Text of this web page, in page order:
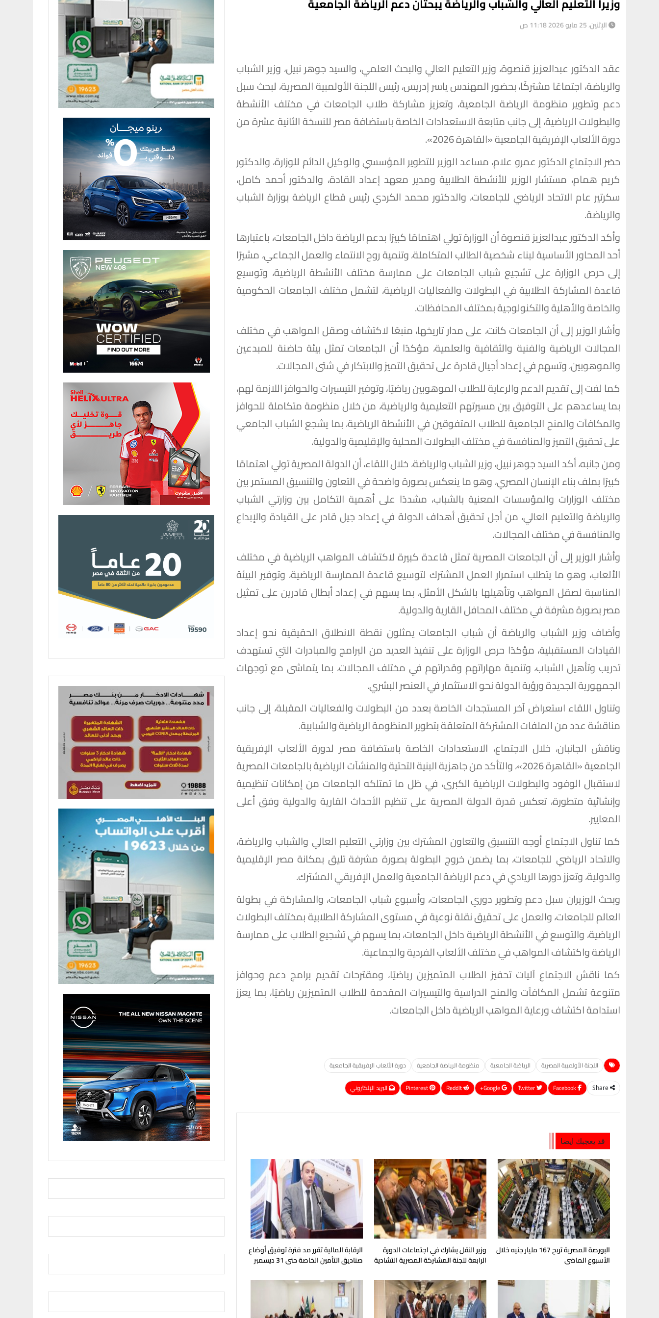
الإثنين، 25 مايو 2026 11:18 ص
عقد الدكتور عبدالعزيز قنصوة، وزير التعليم العالي والبحث العلمي، والسيد جوهر نبيل، وزير الشباب
والرياضة، اجتماعًا مشتركًا، بحضور المهندس ياسر إدريس، رئيس اللجنة الأولمبية المصرية، لبحث سبل
دعم وتطوير منظومة الرياضة الجامعية، وتعزيز مشاركة طلاب الجامعات في مختلف الأنشطة
والبطولات الرياضية، إلى جانب متابعة الاستعدادات الخاصة باستضافة مصر للنسخة الثانية عشرة من
دورة الألعاب الإفريقية الجامعية «القاهرة 2026».
حضر الاجتماع الدكتور عمرو علام، مساعد الوزير للتطوير المؤسسي والوكيل الدائم للوزارة، والدكتور
كريم همام، مستشار الوزير للأنشطة الطلابية ومدير معهد إعداد القادة، والدكتور أحمد كامل،
سكرتير عام الاتحاد الرياضي للجامعات، والدكتور محمد الكردي رئيس قطاع الرياضة بوزارة الشباب
والرياضة.
وأكد الدكتور عبدالعزيز قنصوة أن الوزارة تولي اهتمامًا كبيرًا بدعم الرياضة داخل الجامعات، باعتبارها
أحد المحاور الأساسية لبناء شخصية الطالب المتكاملة، وتنمية روح الانتماء والعمل الجماعي، مشيرًا
إلى حرص الوزارة على تشجيع شباب الجامعات على ممارسة مختلف الأنشطة الرياضية، وتوسيع
قاعدة المشاركة الطلابية في البطولات والفعاليات الرياضية، لتشمل مختلف الجامعات الحكومية
والخاصة والأهلية والتكنولوجية بمختلف المحافظات.
وأشار الوزير إلى أن الجامعات كانت، على مدار تاريخها، منبعًا لاكتشاف وصقل المواهب في مختلف
المجالات الرياضية والفنية والثقافية والعلمية، مؤكدًا أن الجامعات تمثل بيئة حاضنة للمبدعين
والموهوبين، وتسهم في إعداد أجيال قادرة على تحقيق التميز والابتكار في شتى المجالات.
كما لفت إلى تقديم الدعم والرعاية للطلاب الموهوبين رياضيًا، وتوفير التيسيرات والحوافز اللازمة لهم،
بما يساعدهم على التوفيق بين مسيرتهم التعليمية والرياضية، من خلال منظومة متكاملة للحوافز
والمكافآت والمنح الجامعية للطلاب المتفوقين في الأنشطة الرياضية، بما يشجع الشباب الجامعي
على تحقيق التميز والمنافسة في مختلف البطولات المحلية والإقليمية والدولية.
ومن جانبه، أكد السيد جوهر نبيل، وزير الشباب والرياضة، خلال اللقاء، أن الدولة المصرية تولي اهتمامًا
كبيرًا بملف بناء الإنسان المصري، وهو ما ينعكس بصورة واضحة في التعاون والتنسيق المستمر بين
مختلف الوزارات والمؤسسات المعنية بالشباب، مشددًا على أهمية التكامل بين وزارتي الشباب
والرياضة والتعليم العالي، من أجل تحقيق أهداف الدولة في إعداد جيل قادر على القيادة والإبداع
والمنافسة في مختلف المجالات.
وأشار الوزير إلى أن الجامعات المصرية تمثل قاعدة كبيرة لاكتشاف المواهب الرياضية في مختلف
الألعاب، وهو ما يتطلب استمرار العمل المشترك لتوسيع قاعدة الممارسة الرياضية، وتوفير البيئة
المناسبة لصقل المواهب وتأهيلها بالشكل الأمثل، بما يسهم في إعداد أبطال قادرين على تمثيل
مصر بصورة مشرفة في مختلف المحافل القارية والدولية.
وأضاف وزير الشباب والرياضة أن شباب الجامعات يمثلون نقطة الانطلاق الحقيقية نحو إعداد
القيادات المستقبلية، مؤكدًا حرص الوزارة على تنفيذ العديد من البرامج والمبادرات التي تستهدف
تدريب وتأهيل الشباب، وتنمية مهاراتهم وقدراتهم في مختلف المجالات، بما يتماشى مع توجهات
الجمهورية الجديدة ورؤية الدولة نحو الاستثمار في العنصر البشري.
وتناول اللقاء استعراض آخر المستجدات الخاصة بعدد من البطولات والفعاليات المقبلة، إلى جانب
مناقشة عدد من الملفات المشتركة المتعلقة بتطوير المنظومة الرياضية والشبابية.
وناقش الجانبان، خلال الاجتماع، الاستعدادات الخاصة باستضافة مصر لدورة الألعاب الإفريقية
الجامعية «القاهرة 2026»، والتأكد من جاهزية البنية التحتية والمنشآت الرياضية بالجامعات المصرية
لاستقبال الوفود والبطولات الرياضية الكبرى، في ظل ما تمتلكه الجامعات من إمكانات تنظيمية
وإنشائية متطورة، تعكس قدرة الدولة المصرية على تنظيم الأحداث القارية والدولية وفق أعلى
المعايير.
كما تناول الاجتماع أوجه التنسيق والتعاون المشترك بين وزارتي التعليم العالي والشباب والرياضة،
والاتحاد الرياضي للجامعات، بما يضمن خروج البطولة بصورة مشرفة تليق بمكانة مصر الإقليمية
والدولية، وتعزز دورها الريادي في دعم الرياضة الجامعية والعمل الإفريقي المشترك.
وبحث الوزيران سبل دعم وتطوير دوري الجامعات، وأسبوع شباب الجامعات، والمشاركة في بطولة
العالم للجامعات، والعمل على تحقيق نقلة نوعية في مستوى المشاركة الطلابية بمختلف البطولات
الرياضية، والتوسع في الأنشطة الرياضية داخل الجامعات، بما يسهم في تشجيع الطلاب على ممارسة
الرياضة واكتشاف المواهب في مختلف الألعاب الفردية والجماعية.
كما ناقش الاجتماع آليات تحفيز الطلاب المتميزين رياضيًا، ومقترحات تقديم برامج دعم وحوافز
متنوعة تشمل المكافآت والمنح الدراسية والتيسيرات المقدمة للطلاب المتميزين رياضيًا، بما يعزز
استدامة اكتشاف ورعاية المواهب الرياضية داخل الجامعات.
اللجنة الأولمبية المصرية الرياضة الجامعية منظومة الرياضة الجامعية دورة الألعاب الإفريقية الجامعية
Share
Google+
ReddIt
Pinterest البريد الإلكتروني
قد يعجبك ايضا
البورصة المصرية تربح 167 مليار جنيه خلال
الأسبوع الماضى
وزير النقل يشارك في اجتماعات الدورة
الرابعة للجنة المشتركة المصرية التشادية
الرقابة المالية تقرر مد فترة توفيق أوضاع
صناديق التأمين الخاصة حتى 31 ديسمبر